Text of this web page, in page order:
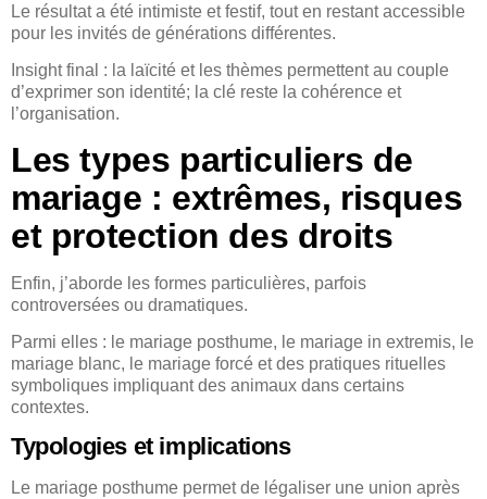
Le résultat a été intimiste et festif, tout en restant accessible
pour les invités de générations différentes.
Insight final : la laïcité et les thèmes permettent au couple
d’exprimer son identité; la clé reste la cohérence et
l’organisation.
Les types particuliers de
mariage : extrêmes, risques
et protection des droits
Enfin, j’aborde les formes particulières, parfois
controversées ou dramatiques.
Parmi elles : le mariage posthume, le mariage in extremis, le
mariage blanc, le mariage forcé et des pratiques rituelles
symboliques impliquant des animaux dans certains
contextes.
Typologies et implications
Le mariage posthume permet de légaliser une union après